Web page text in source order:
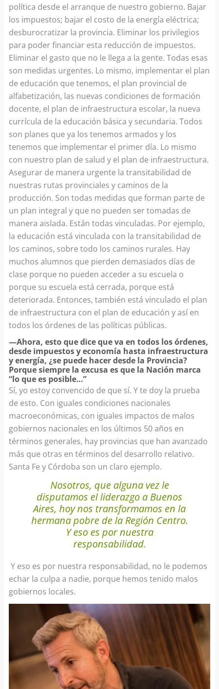
política desde el arranque de nuestro gobierno. Bajar
los impuestos; bajar el costo de la energía eléctrica;
desburocratizar la provincia. Eliminar los privilegios
para poder financiar esta reducción de impuestos.
Eliminar el gasto que no le llega a la gente. Todas esas
son medidas urgentes. Lo mismo, implementar el plan
de educación que tenemos, el plan provincial de
alfabetización, las nuevas condiciones de formación
docente, el plan de infraestructura escolar, la nueva
currícula de la educación básica y secundaria. Todos
son planes que ya los tenemos armados y los
tenemos que implementar el primer día. Lo mismo
con nuestro plan de salud y el plan de infraestructura.
Asegurar de manera urgente la transitabilidad de
nuestras rutas provinciales y caminos de la
producción. Son todas medidas que forman parte de
un plan integral y que no pueden ser tomadas de
manera aislada. Están todas vinculadas. Por ejemplo,
la educación está vinculada con la transitabilidad de
los caminos, sobre todo los caminos rurales. Hay
muchos alumnos que pierden demasiados días de
clase porque no pueden acceder a su escuela o
porque su escuela está cerrada, porque está
deteriorada. Entonces, también está vinculado el plan
de infraestructura con el plan de educación y así en
todos los órdenes de las políticas públicas.
—Ahora, esto que dice que va en todos los órdenes,
desde impuestos y economía hasta infraestructura
y energía, ¿se puede hacer desde la Provincia?
Porque siempre la excusa es que la Nación marca
“lo que es posible…”
Sí, yo estoy convencido de que sí. Y te doy la prueba
de esto. Con iguales condiciones nacionales
macroeconómicas, con iguales impactos de malos
gobiernos nacionales en los últimos 50 años en
términos generales, hay provincias que han avanzado
más que otras en términos del desarrollo relativo.
Santa Fe y Córdoba son un claro ejemplo.
Nosotros, que alguna vez le
disputamos el liderazgo a Buenos
Aires, hoy nos transformamos en la
hermana pobre de la Región Centro.
Y eso es por nuestra
responsabilidad.
Y eso es por nuestra responsabilidad, no le podemos
echar la culpa a nadie, porque hemos tenido malos
gobiernos locales.